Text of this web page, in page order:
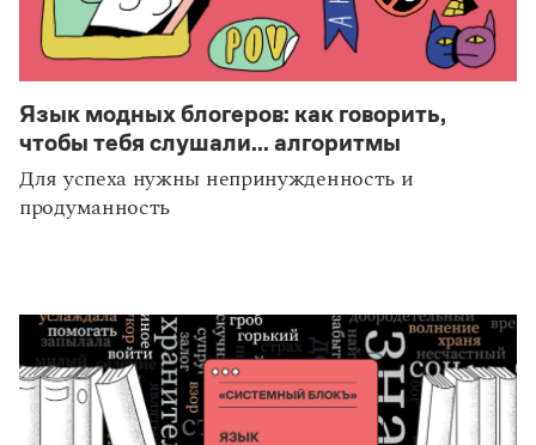
Язык модных блогеров: как говорить,
чтобы тебя слушали... алгоритмы
Для успеха нужны непринужденность и
продуманность